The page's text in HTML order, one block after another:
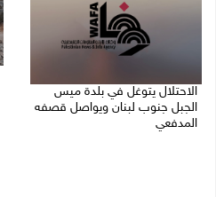
الاحتلال يتوغل في بلدة ميس
الجبل جنوب لبنان ويواصل قصفه
المدفعي